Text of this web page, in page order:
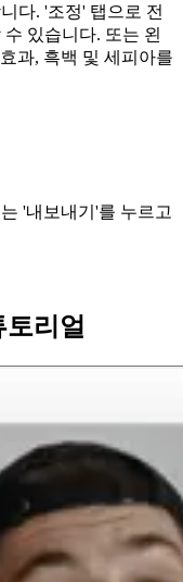
다. '조정' 탭으로 전
있습니다. 또는 왼
과, 흑백 및 세피아를
'내보내기'를 누르고
리얼